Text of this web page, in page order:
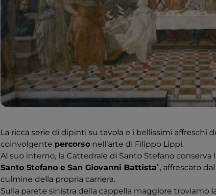
La ricca serie di dipinti su tavola e i bellissimi affreschi
coinvolgente percorso nell’arte di Filippo Lippi.
Al suo interno, la Cattedrale di Santo Stefano conserva
Santo Stefano e San Giovanni Battista”, affrescato
culmine della propria carriera.
Sulla parete sinistra della cappella maggiore troviamo